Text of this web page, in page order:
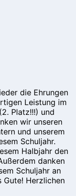
die Ehrungen
Leistung im
Platz!!!) und
wir unseren
und unserem
Schuljahr.
Halbjahr den
danken
Schuljahr an
Gute! Herzlichen